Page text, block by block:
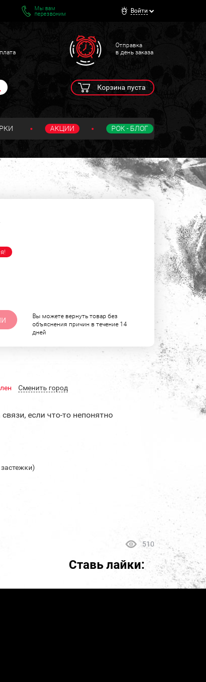
Мы вам
перезвоним
Войти
Отправка
в день заказа
Корзина пуста
АКЦИИ РОК - БЛОГ
Вы можете вернуть товар без
объяснения причин в течение 14
дней
Cменить город
если что-то непонятно
510
Ставь лайки: